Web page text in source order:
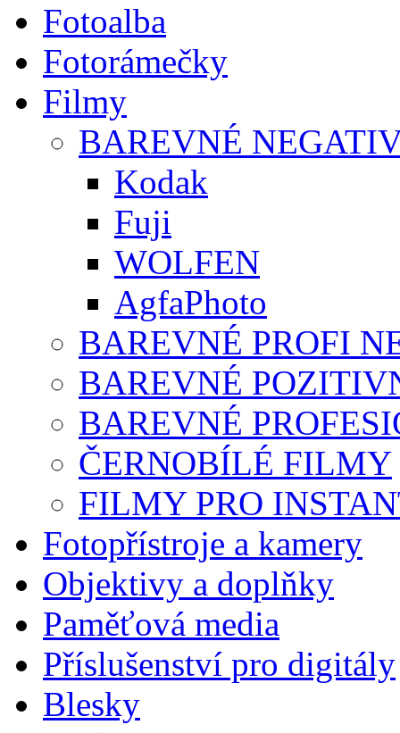
Fotoalba
Fotorámečky
Filmy
BAREVNÉ
Kodak
Fuji
WOLFEN
AgfaPhoto
BAREVNÉ PROFI
BAREVNÉ
BAREVNÉ
ČERNOBÍLÉ FILMY
FILMY PRO
Fotopřístroje a kamery
Objektivy a doplňky
Paměťová media
Příslušenství pro digitály
Blesky